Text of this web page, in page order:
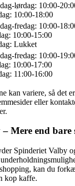
lørdag: 10:00-
10:00-18:00
fredag: 10:00-
10:00-15:00
Lukket
fredag: 10:00-
10:00-17:00
11:00-16:00
kan variere, så det
eller
Mere end bare
Spinderiet Valby
kan du
kop kaffe.